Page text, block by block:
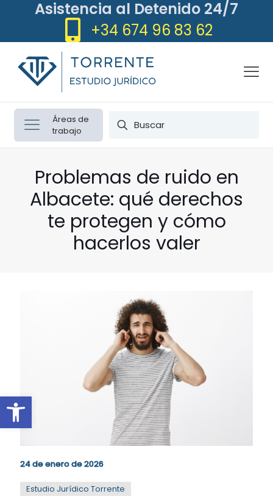
Abrir barra de herramientas
Asistencia al Detenido 24/7
+34 674 96 83 62
Áreas de
trabajo
Problemas de ruido en
Albacete: qué derechos
te protegen y cómo
hacerlos valer
24 de enero de 2026
Estudio Jurídico Torrente